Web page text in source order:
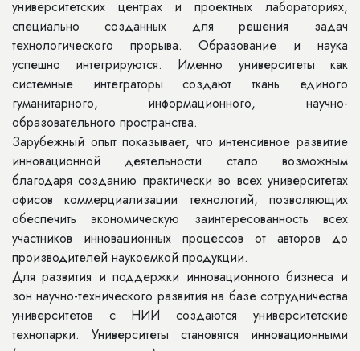
университетских центрах и проектных лабораториях,
специально созданных для решения задач
технологического прорыва. Образование и наука
успешно интегрируются. Именно университеты как
системные интеграторы создают ткань единого
гуманитарного, информационного, научно-
образовательного пространства.
Зарубежный опыт показывает, что интенсивное развитие
инновационной деятельности стало возможным
благодаря созданию практически во всех университетах
офисов коммерциализации технологий, позволяющих
обеспечить экономическую заинтересованность всех
участников инновационных процессов от авторов до
производителей наукоемкой продукции.
Для развития и поддержки инновационного бизнеса и
зон научно-технического развития на базе сотрудничества
университетов с НИИ создаются университетские
технопарки. Университеты становятся инновационными